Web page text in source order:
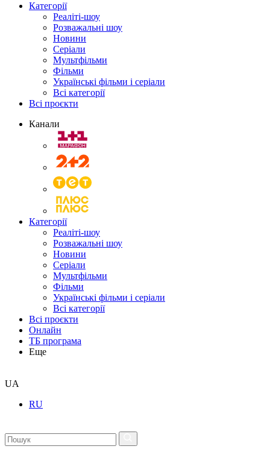
Категорії
Реаліті-шоу
Розважальні шоу
Новини
Серіали
Мультфільми
Фільми
Українські фільми і серіали
Всі категорії
Всі проєкти
Канали
Категорії
Реаліті-шоу
Розважальні шоу
Новини
Серіали
Мультфільми
Фільми
Українські фільми і серіали
Всі категорії
Всі проєкти
Онлайн
ТБ програма
Еще
UA
RU